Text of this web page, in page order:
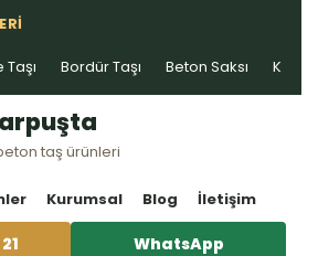
Bordür Taşı Beton Saksı Kablo
taş ürünleri
Kurumsal Blog İletişim
WhatsApp